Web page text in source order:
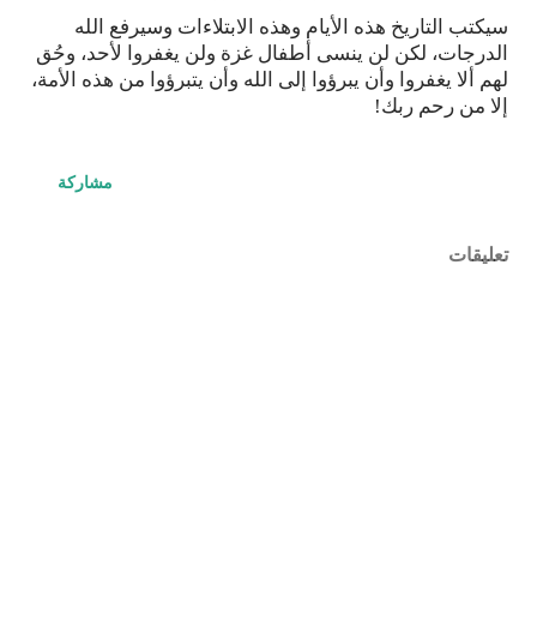
سيكتب التاريخ هذه الأيام وهذه الابتلاءات وسيرفع الله
الدرجات، لكن لن ينسى أطفال غزة ولن يغفروا لأحد، وحُق
لهم ألا يغفروا وأن يبرؤوا إلى الله وأن يتبرؤوا من هذه الأمة،
إلا من رحم ربك!
مشاركة
تعليقات